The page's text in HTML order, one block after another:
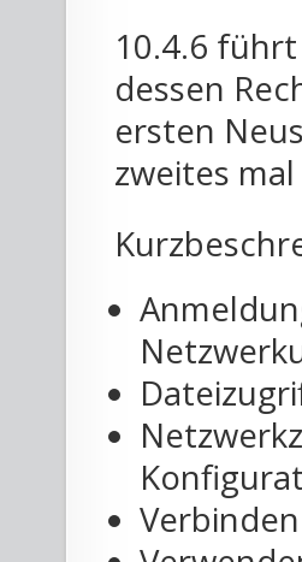
10.4.6
dessen
ersten
zweites